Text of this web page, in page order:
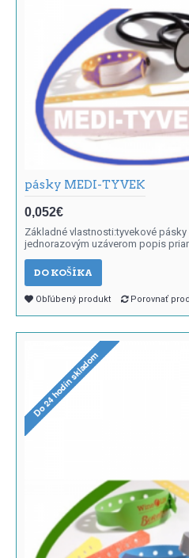
pásky MEDI-TYVEK
0,052€
Základné vlastnosti:tyvekové
jednorazovým uzáverom popis
DO KOŠÍKA
Obľúbený produkt Porovnať